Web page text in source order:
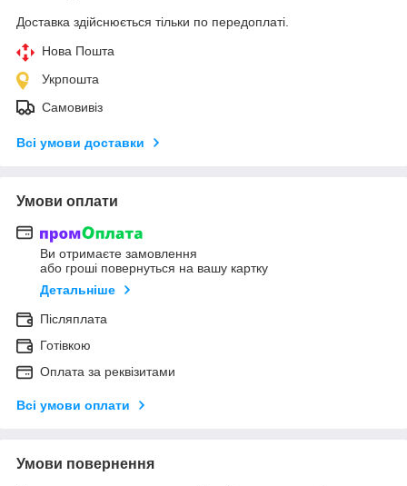
Доставка здійснюється тільки по передоплаті.
Нова Пошта
Укрпошта
Самовивіз
Всі умови доставки
Умови оплати
Ви отримаєте замовлення
або гроші повернуться на вашу картку
Детальніше
Післяплата
Готівкою
Оплата за реквізитами
Всі умови оплати
Умови повернення